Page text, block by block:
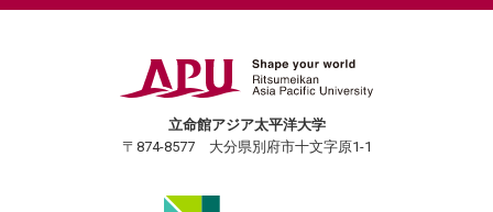
立命館アジア太平洋大学
〒874-8577 大分県別府市十文字原1-1